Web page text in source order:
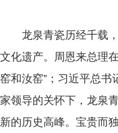
龙泉青瓷历经千载，
文化遗产。周恩来总理
窑和汝窑”；习近平总书
家领导的关怀下，龙泉
新的历史高峰。宝贵而